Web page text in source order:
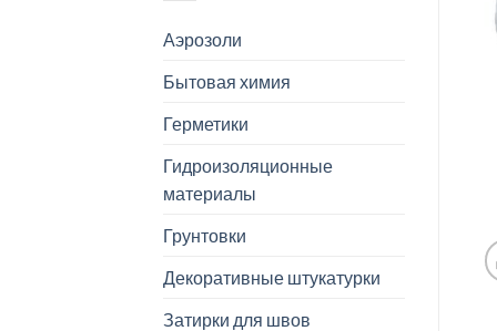
Аэрозоли
Бытовая химия
Герметики
Гидроизоляционные
материалы
Грунтовки
Декоративные штукатурки
Затирки для швов